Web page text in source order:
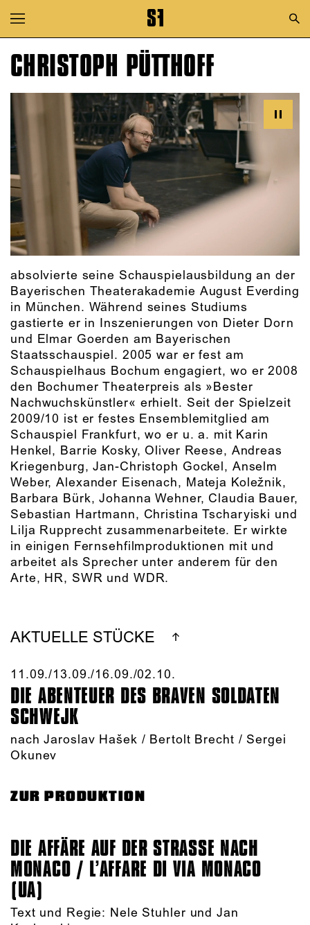
Zur Hauptnavigation springen
Zum Hauptinhalt springen
CHRISTOPH PÜTTHOFF
absolvierte seine Schauspielausbildung an der
Bayerischen Theaterakademie August Everding
in München. Während seines Studiums
gastierte er in Inszenierungen von Dieter Dorn
und Elmar Goerden am Bayerischen
Staatsschauspiel. 2005 war er fest am
Schauspielhaus Bochum engagiert, wo er 2008
den Bochumer Theaterpreis als »Bester
Nachwuchskünstler« erhielt. Seit der Spielzeit
2009/10 ist er festes Ensemblemitglied am
Schauspiel Frankfurt, wo er u. a. mit Karin
Henkel, Barrie Kosky, Oliver Reese, Andreas
Kriegenburg, Jan-Christoph Gockel, Anselm
Weber, Alexander Eisenach, Mateja Koležnik,
Barbara Bürk, Johanna Wehner, Claudia Bauer,
Sebastian Hartmann, Christina Tscharyiski und
Lilja Rupprecht zusammenarbeitete. Er wirkte
in einigen Fernsehfilmproduktionen mit und
arbeitet als Sprecher unter anderem für den
Arte, HR, SWR und WDR.
AKTUELLE STÜCKE
11.09./​13.09./​16.09./​02.10.​
DIE ABENTEUER DES BRAVEN SOLDATEN
SCHWEJK
nach Jaroslav Hašek / Bertolt Brecht / Sergei
Okunev
ZUR PRODUKTION
DIE AFFÄRE AUF DER STRASSE NACH M
ONACO / L’AFFARE DI VIA MONACO (
UA)
Text und Regie: Nele Stuhler und Jan